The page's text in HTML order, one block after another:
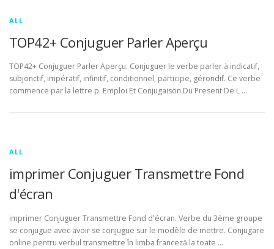
ALL
TOP42+ Conjuguer Parler Aperçu
TOP42+ Conjuguer Parler Aperçu. Conjuguer le verbe parler à indicatif,
subjonctif, impératif, infinitif, conditionnel, participe, gérondif. Ce verbe
commence par la lettre p. Emploi Et Conjugaison Du Present De L …
ALL
imprimer Conjuguer Transmettre Fond
d'écran
imprimer Conjuguer Transmettre Fond d'écran. Verbe du 3ème groupe
se conjugue avec avoir se conjugue sur le modèle de mettre. Conjugare
online pentru verbul transmettre în limba franceză la toate …